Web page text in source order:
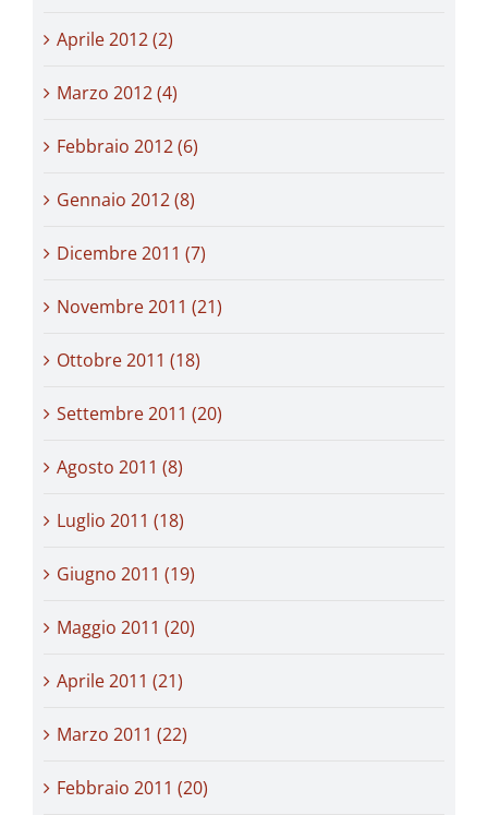
Aprile 2012 (2)
Marzo 2012 (4)
Febbraio 2012 (6)
Gennaio 2012 (8)
Dicembre 2011 (7)
Novembre 2011 (21)
Ottobre 2011 (18)
Settembre 2011 (20)
Agosto 2011 (8)
Luglio 2011 (18)
Giugno 2011 (19)
Maggio 2011 (20)
Aprile 2011 (21)
Marzo 2011 (22)
Febbraio 2011 (20)